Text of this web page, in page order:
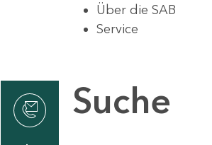
Über die SAB
Service
Suche